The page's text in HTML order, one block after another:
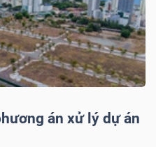
án xử lý dự án